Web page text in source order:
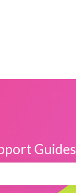
的子功能表
Guides